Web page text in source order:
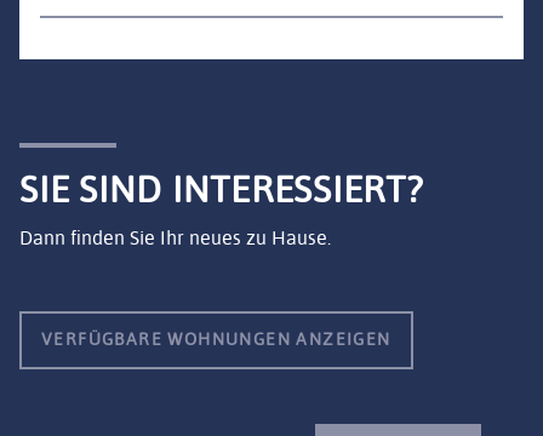
SIE SIND INTERESSIERT?
Dann finden Sie Ihr neues zu Hause.
VERFÜGBARE WOHNUNGEN ANZEIGEN